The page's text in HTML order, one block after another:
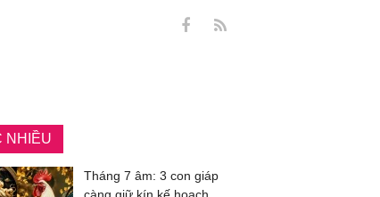
NHIỀU
Tháng 7 âm: 3 con giáp